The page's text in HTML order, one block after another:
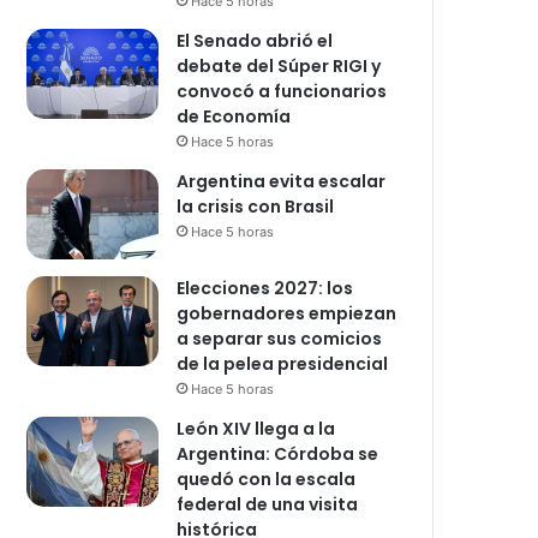
El Senado abrió el
debate del Súper RIGI y
convocó a funcionarios
de Economía
Hace 5 horas
Argentina evita escalar
la crisis con Brasil
Hace 5 horas
Elecciones 2027: los
gobernadores empiezan
a separar sus comicios
de la pelea presidencial
Hace 5 horas
León XIV llega a la
Argentina: Córdoba se
quedó con la escala
federal de una visita
histórica